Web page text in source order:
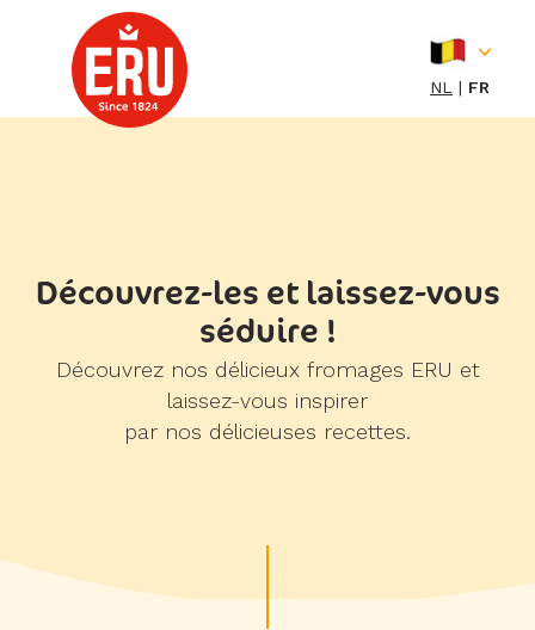
NL FR
Découvrez-les et laissez-vous
séduire !
Découvrez nos délicieux fromages ERU et
laissez-vous inspirer
par nos délicieuses recettes.